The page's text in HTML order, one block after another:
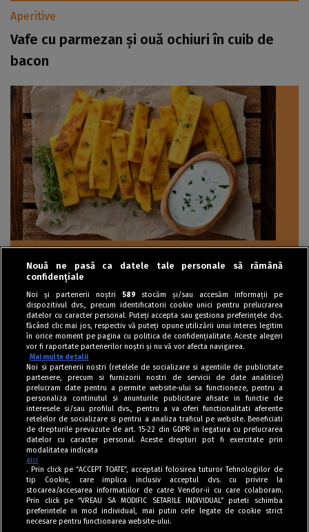
Aperitive
Vafe cu parmezan și ouă ochiuri în cuib de
bacon
Aperitive
Crochete din mămăligă cu parmezan și sos
de brânzeturi
Tag index
Nouă ne pasă ca datele tale personale să rămână
confidențiale
Noi și partenerii noștri 589 stocăm și/sau accesăm informații pe
dispozitivul dvs., precum identificatorii cookie unici pentru prelucrarea
datelor cu caracter personal. Puteți accepta sau gestiona preferințele dvs.
făcând clic mai jos, respectiv vă puteți opune utilizării unui interes legitim
în orice moment pe pagina cu politica de confidențialitate. Aceste alegeri
vor fi raportate partenerilor noștri și nu vă vor afecta navigarea.
Mai multe detalii
Noi si partenerii nostri (retelele de socializare si agentiile de publicitate
partenere, precum si furnizorii nostri de servicii de date analitice)
prelucram date pentru a permite website-ului sa functioneze, pentru a
personaliza continutul si anunturile publicitare afisate in functie de
interesele si/sau profilul dvs., pentru a va oferi functionalitati aferente
retelelor de socializare si pentru a analiza traficul pe website. Beneficiati
de drepturile prevazute de art. 15-22 din GDPR in legatura cu prelucrarea
datelor cu caracter personal. Aceste drepturi pot fi exercitate prin
modalitatea indicata
aici
. Prin click pe “ACCEPT TOATE”, acceptati folosirea tuturor Tehnologiilor de
tip Cookie, care implica inclusiv acceptul dvs. cu privire la
stocarea/accesarea informatiilor de catre Vendor-ii cu care colaboram.
Prin click pe “VREAU SA MODIFIC SETARILE INDIVIDUAL” puteti schimba
preferintele in mod individual, mai putin cele legate de cookie strict
necesare pentru functionarea website-ului.